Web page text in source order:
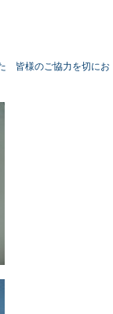
皆様のご協力を切にお